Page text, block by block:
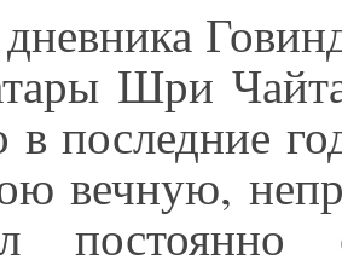
Шри
в последние
вечную,
постоянно